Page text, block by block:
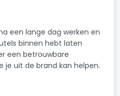
een lange dag werken en
binnen hebt laten
een betrouwbare
je uit de brand kan helpen.